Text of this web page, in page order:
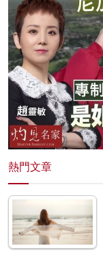
熱門文章